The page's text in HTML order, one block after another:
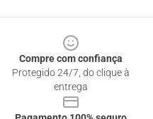
Compre com confiança
Protegido 24/7, do clique à
entrega